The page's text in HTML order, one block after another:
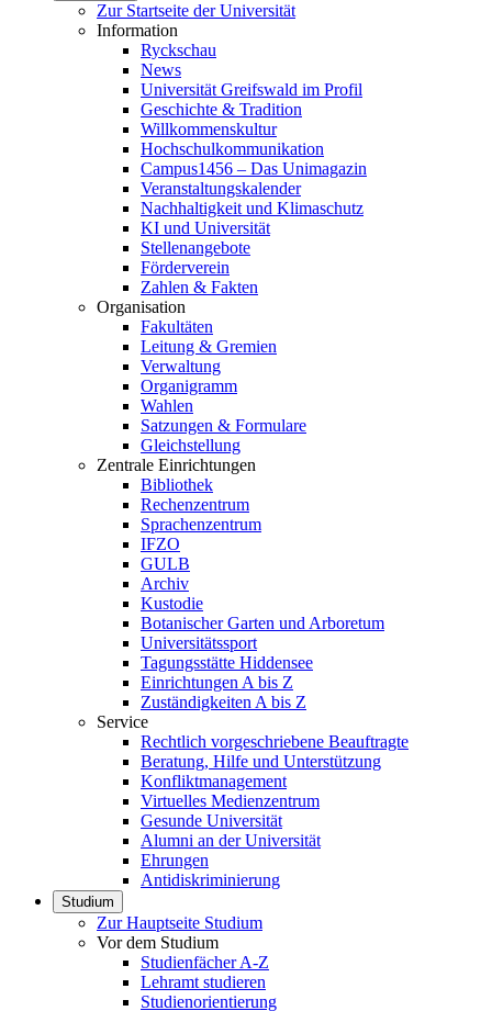
Zur Startseite der Universität
Information
Ryckschau
News
Universität Greifswald im Profil
Geschichte & Tradition
Willkommenskultur
Hochschulkommunikation
Campus1456 – Das Unimagazin
Veranstaltungskalender
Nachhaltigkeit und Klimaschutz
KI und Universität
Stellenangebote
Förderverein
Zahlen & Fakten
Organisation
Fakultäten
Leitung & Gremien
Verwaltung
Organigramm
Wahlen
Satzungen & Formulare
Gleichstellung
Zentrale Einrichtungen
Bibliothek
Rechenzentrum
Sprachenzentrum
IFZO
GULB
Archiv
Kustodie
Botanischer Garten und Arboretum
Universitätssport
Tagungsstätte Hiddensee
Einrichtungen A bis Z
Zuständigkeiten A bis Z
Service
Rechtlich vorgeschriebene Beauftragte
Beratung, Hilfe und Unterstützung
Konfliktmanagement
Virtuelles Medienzentrum
Gesunde Universität
Alumni an der Universität
Ehrungen
Antidiskriminierung
Studium
Zur Hauptseite Studium
Vor dem Studium
Studienfächer A-Z
Lehramt studieren
Studienorientierung